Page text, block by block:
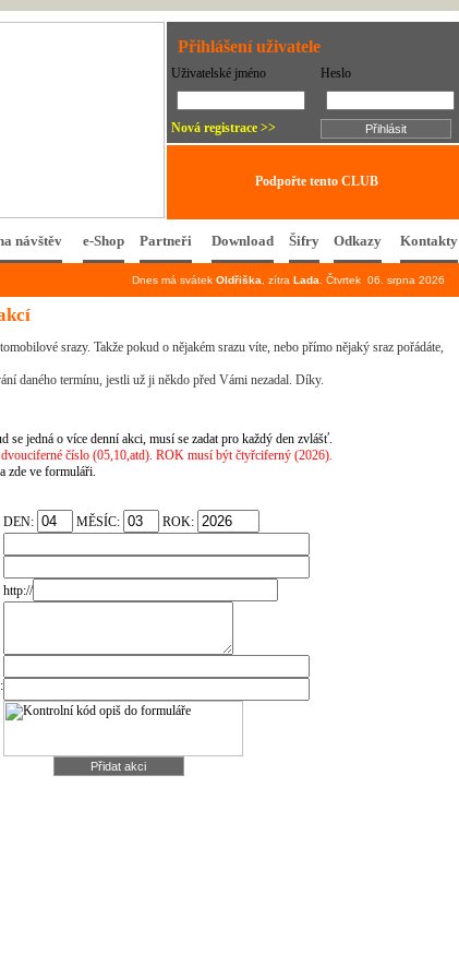
Přihlášení uživatele
Uživatelské jméno Heslo
Nová registrace >>
Podpořte tento CLUB
návštěv e-Shop Partneři Download Šifry Odkazy Kontakty
Dnes má svátek Oldřiška , zítra Lada . Čtvrtek 06. srpna 2026
srazy. Takže pokud o nějakém srazu víte, nebo přímo nějaký sraz pořádáte,
daného termínu, jestli už ji někdo před Vámi nezadal. Díky.
se jedná o více denní akci, musí se zadat pro každý den zvlášť.
číslo (05,10,atd). ROK musí být čtyřciferný (2026).
zde ve formuláři.
DEN: MĚSÍC:
ROK:
http://